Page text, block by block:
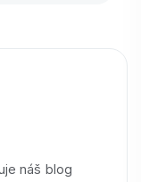
náš blog